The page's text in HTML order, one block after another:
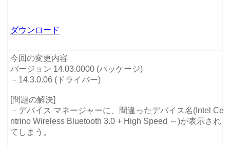
ダウンロード
今回の変更内容
バージョン 14.03.0000 (パッケージ)
－14.3.0.06 (ドライバー)
[問題の解決]
－デバイス マネージャーに、間違ったデバイス名(Intel Ce
ntrino Wireless Bluetooth 3.0 + High Speed ～)が表示され
てしまう。